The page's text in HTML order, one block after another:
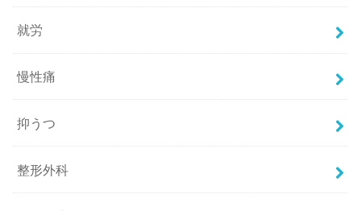
就労
慢性痛
抑うつ
整形外科